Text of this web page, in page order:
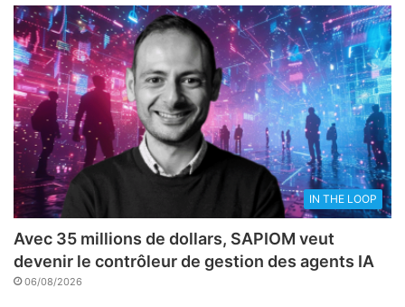
IN THE LOOP
Avec 35 millions de dollars, SAPIOM veut
devenir le contrôleur de gestion des agents IA
06/08/2026